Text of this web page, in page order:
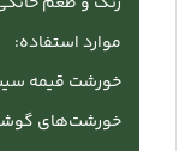
موارد استفاده:
خورشت قیمه
خورشت‌های